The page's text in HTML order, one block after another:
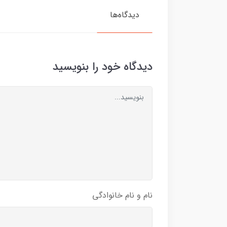
دیدگاه‌ها
دیدگاه خود را بنویسید
نام و نام خانوادگی